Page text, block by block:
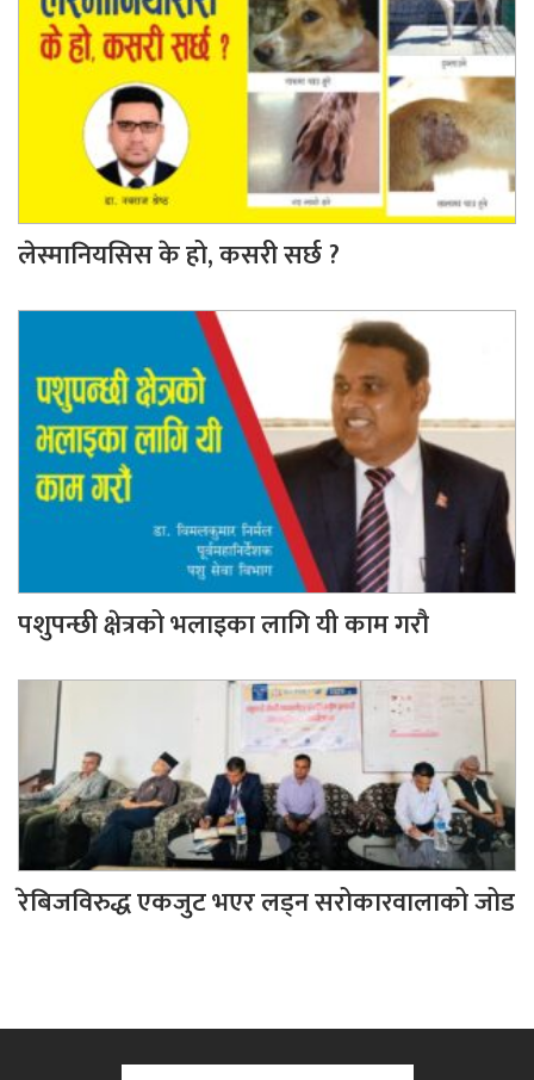
लेस्मानियसिस के हो, कसरी सर्छ ?
पशुपन्छी क्षेत्रको भलाइका लागि यी काम गरौ
रेबिजविरुद्ध एकजुट भएर लड्न सरोकारवालाको जोड